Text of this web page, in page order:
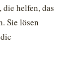
, die helfen, das
Sie lösen